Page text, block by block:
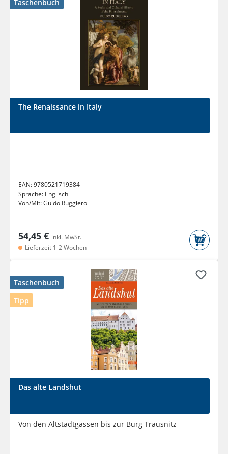
Taschenbuch
The Renaissance in Italy
EAN:9780521719384
Sprache: Englisch
Von/Mit:Guido Ruggiero
54,45 € inkl. MwSt.
Lieferzeit 1-2 Wochen
Taschenbuch
Tipp
Das alte Landshut
Von den Altstadtgassen bis zur Burg Trausnitz